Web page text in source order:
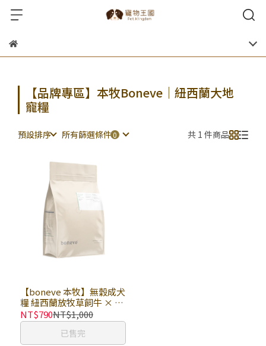
【品牌專區】本牧Boneve｜紐西蘭大地
寵糧
預設排序 所有篩選條件 共 1 件商品
【boneve 本牧】無穀成犬
糧 紐西蘭放牧草飼牛 × 包
｜狗乾糧 狗飼料 無穀飼料
大地寵糧
NT$790NT$1,000
已售完